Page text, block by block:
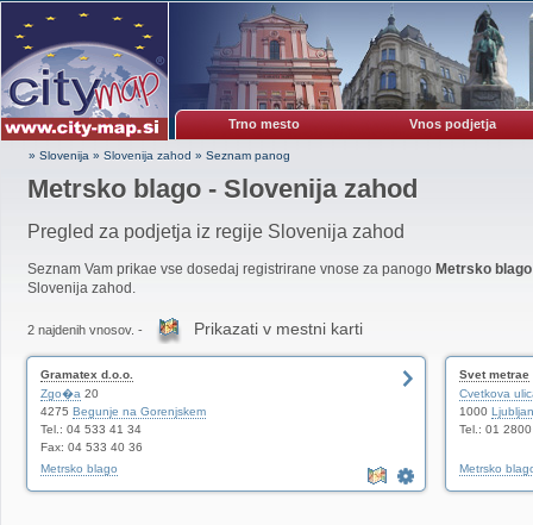
Trno mesto Vnos podjetja
» Slovenija » Slovenija zahod » Seznam panog
Metrsko blago - Slovenija zahod
Pregled za podjetja iz regije Slovenija zahod
Seznam Vam prikae vse dosedaj registrirane vnose za panogo Metrsko blago
Slovenija zahod.
2 najdenih vnosov. - Prikazati v mestni karti
Gramatex d.o.o.
Zgo�a 20
4275 Begunje na Gorenjskem
Tel.: 04 533 41 34
Fax: 04 533 40 36
Metrsko blago
Svet metrae
Cvetkova
1000
Tel.: 01
Metrsko